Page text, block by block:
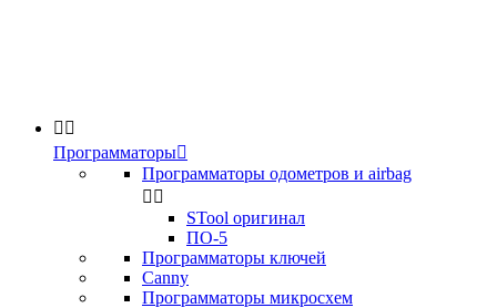
 
Программаторы
Программаторы одометров и airbag
 
STool оригинал
ПО-5
Программаторы ключей
Canny
Программаторы микросхем